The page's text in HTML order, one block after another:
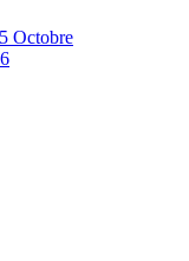
Octobre